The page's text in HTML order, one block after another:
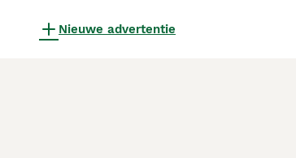
Nieuwe advertentie